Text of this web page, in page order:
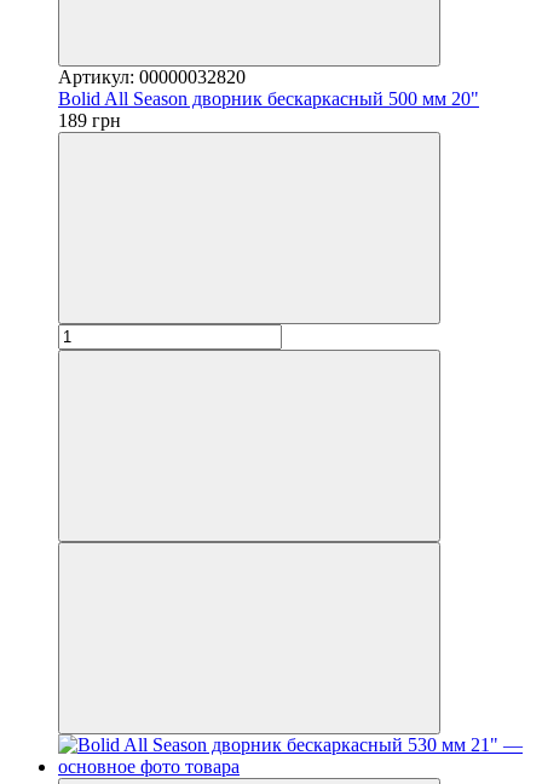
Артикул: 00000032820
Bolid All Season дворник бескаркасный 500 мм 20"
189 грн